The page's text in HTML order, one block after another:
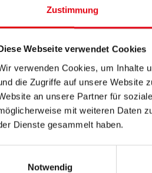
Zustimmung
Diese Webseite verwendet Cookies
verwenden Cookies, um Inhalte
die Zugriffe auf unsere Website
an unsere Partner für
mit weiteren Daten
Dienste gesammelt haben.
Notwendig
und Bodenschutzoffensive
und EU-weiten
Strategie der Dorfentwicklung im